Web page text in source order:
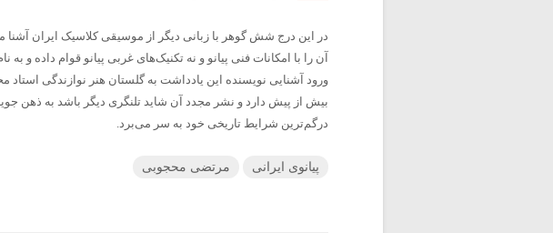
در این درج شش گوهر با زبانی دیگر از موسیقی کلاسیک ایران
آن را با امکانات فنی پیانو و نه تکنیک‌های غربی پیانو قوام داده و
بیش از پیش دارد و نشر مجدد آن شاید تلنگری دیگر باشد به ذهن
درگم‌ترین شرایط تاریخی خود به سر می‌برد.
پیانوی ایرانی مرتضی محجوبی